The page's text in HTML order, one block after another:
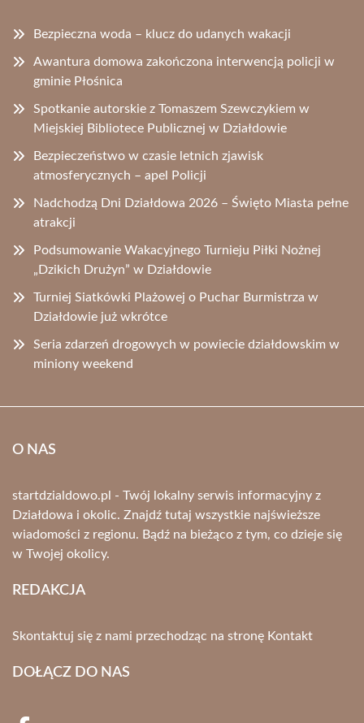
Bezpieczna woda – klucz do udanych wakacji
Awantura domowa zakończona interwencją policji w
gminie Płośnica
Spotkanie autorskie z Tomaszem Szewczykiem w
Miejskiej Bibliotece Publicznej w Działdowie
Bezpieczeństwo w czasie letnich zjawisk
atmosferycznych – apel Policji
Nadchodzą Dni Działdowa 2026 – Święto Miasta pełne
atrakcji
Podsumowanie Wakacyjnego Turnieju Piłki Nożnej
„Dzikich Drużyn” w Działdowie
Turniej Siatkówki Plażowej o Puchar Burmistrza w
Działdowie już wkrótce
Seria zdarzeń drogowych w powiecie działdowskim w
miniony weekend
O NAS
startdzialdowo.pl - Twój lokalny serwis informacyjny z
Działdowa i okolic. Znajdź tutaj wszystkie najświeższe
wiadomości z regionu. Bądź na bieżąco z tym, co dzieje się
w Twojej okolicy.
REDAKCJA
Skontaktuj się z nami przechodząc na stronę Kontakt
DOŁĄCZ DO NAS